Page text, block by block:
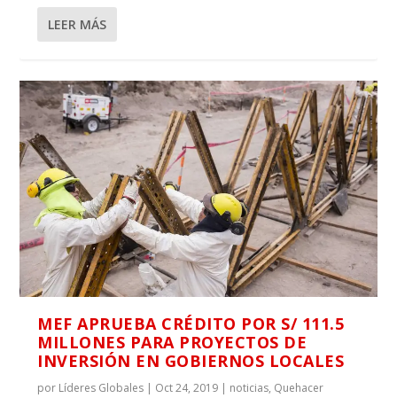
LEER MÁS
MEF APRUEBA CRÉDITO POR S/ 111.5
MILLONES PARA PROYECTOS DE
INVERSIÓN EN GOBIERNOS LOCALES
por Líderes Globales | Oct 24, 2019 | noticias, Quehacer